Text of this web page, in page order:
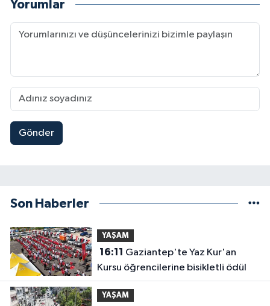
Yorumlar
Gönder
Son Haberler
YAŞAM
16:11
Kursu öğrencilerine bisikletli ödül
YAŞAM